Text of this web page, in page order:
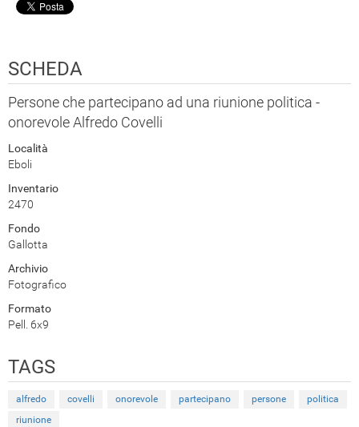
SCHEDA
Persone che partecipano ad una riunione politica -
onorevole Alfredo Covelli
Località
Eboli
Inventario
2470
Fondo
Gallotta
Archivio
Fotografico
Formato
Pell. 6x9
TAGS
alfredo covelli onorevole partecipano persone
politica
riunione